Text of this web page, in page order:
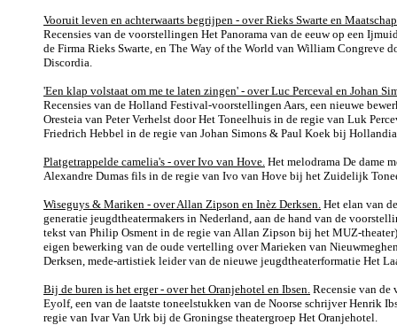
Vooruit leven en achterwaarts begrijpen - over Rieks Swarte en
Recensies van de voorstellingen Het Panorama van de eeuw op een
de Firma Rieks Swarte, en The Way of the World van William Congreve
Discordia.
'Een klap volstaat om me te laten zingen' - over Luc Perceval en Johan
Recensies van de Holland Festival-voorstellingen Aars, een nieuwe
Oresteia van Peter Verhelst door Het Toneelhuis in de regie van Luk
Friedrich Hebbel in de regie van Johan Simons & Paul Koek bij
Platgetrappelde camelia's - over Ivo van Hove. Het melodrama De dame
Alexandre Dumas fils in de regie van Ivo van Hove bij het Zuidelijk
Wiseguys & Mariken - over Allan Zipson en Inèz Derksen. Het elan van
generatie jeugdtheatermakers in Nederland, aan de hand van de
tekst van Philip Osment in de regie van Allan Zipson bij het MUZ-
eigen bewerking van de oude vertelling over Marieken van
Derksen, mede-artistiek leider van de nieuwe jeugdtheaterformatie Het
Bij de buren is het erger - over het Oranjehotel en Ibsen. Recensie van
Eyolf, een van de laatste toneelstukken van de Noorse schrijver Henrik
regie van Ivar Van Urk bij de Groningse theatergroep Het Oranjehotel.